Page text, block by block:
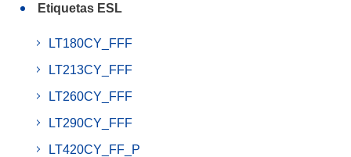
Etiquetas ESL
LT180CY_FFF
LT213CY_FFF
LT260CY_FFF
LT290CY_FFF
LT420CY_FF_P